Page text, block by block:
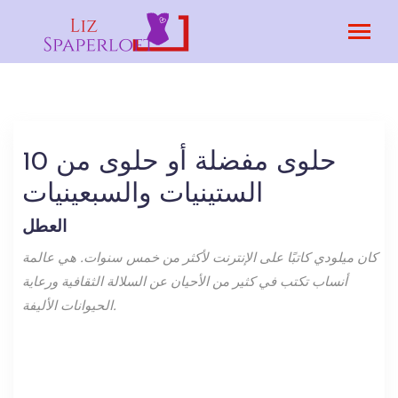
10 حلوى مفضلة أو حلوى من
الستينيات والسبعينيات
العطل
كان ميلودي كاتبًا على الإنترنت لأكثر من خمس سنوات. هي عالمة
أنساب تكتب في كثير من الأحيان عن السلالة الثقافية ورعاية
الحيوانات الأليفة.